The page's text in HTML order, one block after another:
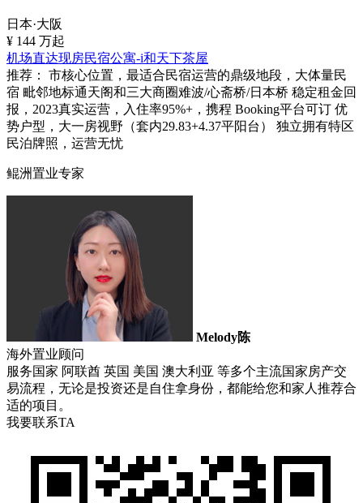
日本·大阪
¥ 144 万起
机场直达现房民宿公寓-i和天下茶屋
推荐：
市核心位置，最适合民宿运营的鼎级地段，大体量民
宿 毗邻地标通天阁和三大商圈难波/心斋桥/日本桥 稳定租金回
报，2023真实运营，入住率95%+，携程 Booking平台可订 优
势户型，大一房视野（套内29.83+4.37平阳台） 独立拥有特区
民泊牌照，运营无忧
鲲洲置业专家
Melody陈
海外置业顾问
服务国家 阿联酋 英国 美国 澳大利亚 等多个主流国家房产交
易流程，无论是投资还是自住拿身份，都能给您和家人推荐合
适的项目。
我要联系TA